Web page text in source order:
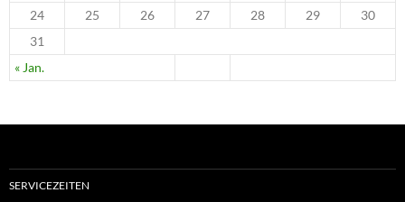
« Jan.
24
25 26 27 28 29
30
31
SERVICEZEITEN